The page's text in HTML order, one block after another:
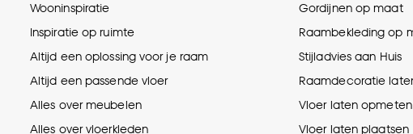
Wooninspiratie
Inspiratie op ruimte
Altijd een oplossing voor je raam
Altijd een passende vloer
Alles over meubelen
Alles over vloerkleden
Gordijnen op maat
Raambekleding op
Stijladvies aan Huis
Raamdecoratie
Vloer laten opmeten
Vloer laten plaatsen